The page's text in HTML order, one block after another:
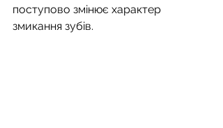
поступово змінює характер
змикання зубів.